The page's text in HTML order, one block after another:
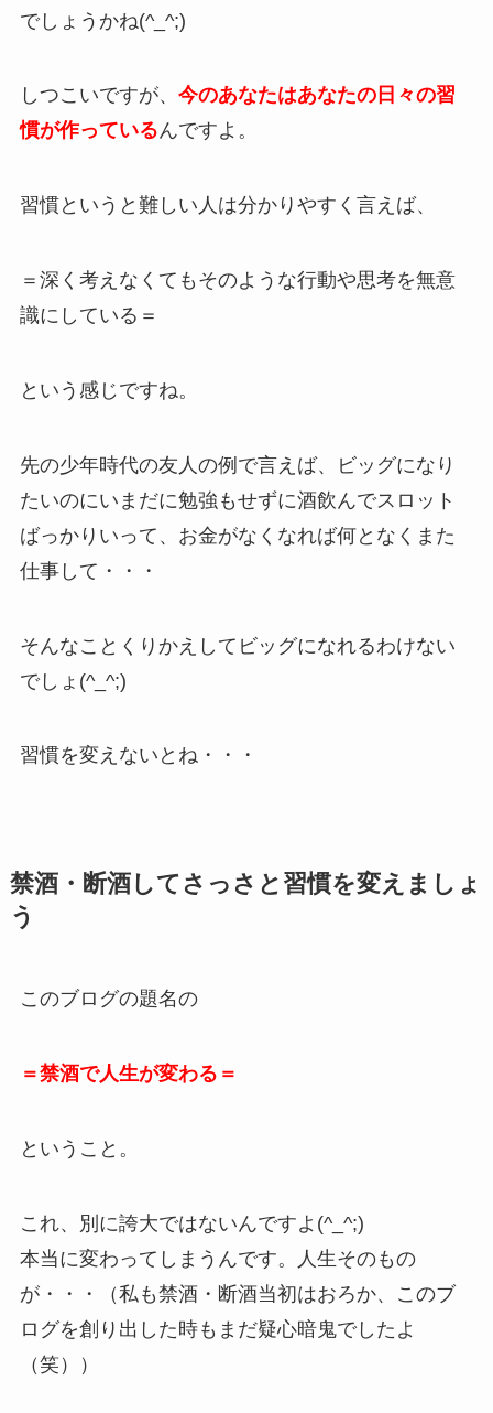
でしょうかね(^_^;)
しつこいですが、 今のあなたはあなたの日々の習
慣が作っているんですよ。
習慣というと難しい人は分かりやすく言えば、
＝深く考えなくてもそのような行動や思考を無意
識にしている＝
という感じですね。
先の少年時代の友人の例で言えば、ビッグになり
たいのにいまだに勉強もせずに酒飲んでスロット
ばっかりいって、お金がなくなれば何となくまた
仕事して・・・
そんなことくりかえしてビッグになれるわけない
でしょ(^_^;)
習慣を変えないとね・・・
禁酒・断酒してさっさと習慣を変えましょ
う
このブログの題名の
＝禁酒で人生が変わる＝
ということ。
これ、別に誇大ではないんですよ(^_^;)
本当に変わってしまうんです。人生そのもの
が・・・（私も禁酒・断酒当初はおろか、このブ
ログを創り出した時もまだ疑心暗鬼でしたよ
（笑））